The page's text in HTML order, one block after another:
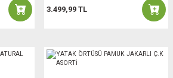
3.499,99 TL